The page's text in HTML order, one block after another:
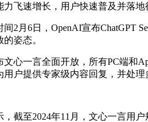
速增长，用户快速普及并落地
月6日，OpenAI宣布ChatGPT
姿态。
一言全面开放，所有PC端和
用户提供专家级内容回复，并处
至2024年11月，文心一言用户